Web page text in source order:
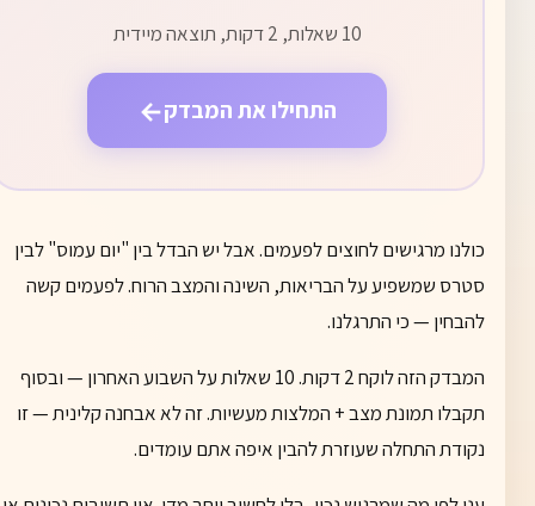
10 שאלות, 2 דקות, תוצאה מיידית
התחילו את המבדק←
כולנו מרגישים לחוצים לפעמים. אבל יש הבדל בין "יום עמוס" לבין
סטרס שמשפיע על הבריאות, השינה והמצב הרוח. לפעמים קשה
להבחין — כי התרגלנו.
המבדק הזה לוקח 2 דקות. 10 שאלות על השבוע האחרון — ובסוף
תקבלו תמונת מצב + המלצות מעשיות. זה לא אבחנה קלינית — זו
נקודת התחלה שעוזרת להבין איפה אתם עומדים.